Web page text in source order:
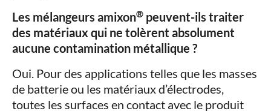
Les mélangeurs amixon® peuvent-ils traiter
des matériaux qui ne tolèrent absolument
aucune contamination métallique ?
Oui. Pour des applications telles que les masses
de batterie ou les matériaux d’électrodes,
toutes les surfaces en contact avec le produit